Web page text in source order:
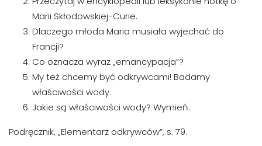
Marii Skłodowskiej-Curie.
Dlaczego młoda Maria musiała wyjechać do
Francji?
Co oznacza wyraz „emancypacja”?
My też chcemy być odkrywcami! Badamy
właściwości wody.
Jakie są właściwości wody? Wymień.
Podręcznik, „Elementarz odkrywców”, s. 79.